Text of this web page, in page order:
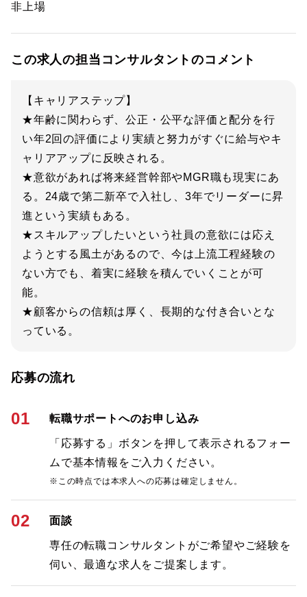
非上場
この求人の担当コンサルタントのコメント
【キャリアステップ】
★年齢に関わらず、公正・公平な評価と配分を行
い年2回の評価により実績と努力がすぐに給与やキ
ャリアアップに反映される。
★意欲があれば将来経営幹部やMGR職も現実にあ
る。24歳で第二新卒で入社し、3年でリーダーに昇
進という実績もある。
★スキルアップしたいという社員の意欲には応え
ようとする風土があるので、今は上流工程経験の
ない方でも、着実に経験を積んでいくことが可
能。
★顧客からの信頼は厚く、長期的な付き合いとな
っている。
応募の流れ
01 転職サポートへのお申し込み
「応募する」ボタンを押して表示されるフォー
ムで基本情報をご入力ください。
※この時点では本求人への応募は確定しません。
02 面談
専任の転職コンサルタントがご希望やご経験を
伺い、最適な求人をご提案します。